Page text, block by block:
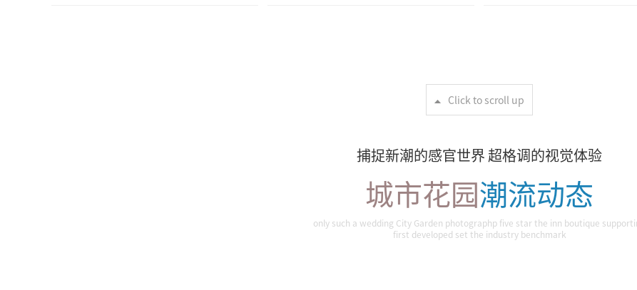
Click to scroll up
捕捉新潮的感官世界 超格调的视觉体验
城市花园潮流动态
only such a wedding City Garden photographp five star the inn boutique
first developed set the industry benchmark